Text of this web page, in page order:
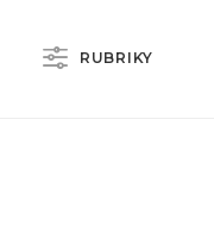
RUBRIKY